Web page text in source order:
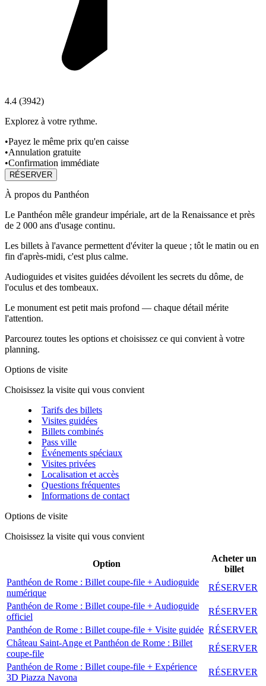
4.4 (3942)
Explorez à votre rythme.
•Payez le même prix qu'en caisse
•Annulation gratuite
•Confirmation immédiate
RÉSERVER
À propos du Panthéon
Le Panthéon mêle grandeur impériale, art de la Renaissance et près
de 2 000 ans d'usage continu.
Les billets à l'avance permettent d'éviter la queue ; tôt le matin ou en
fin d'après‑midi, c'est plus calme.
Audioguides et visites guidées dévoilent les secrets du dôme, de
l'oculus et des tombeaux.
Le monument est petit mais profond — chaque détail mérite
l'attention.
Parcourez toutes les options et choisissez ce qui convient à votre
planning.
Options de visite
Choisissez la visite qui vous convient
Tarifs des billets
Visites guidées
Billets combinés
Pass ville
Événements spéciaux
Visites privées
Localisation et accès
Questions fréquentes
Informations de contact
Options de visite
Choisissez la visite qui vous convient
Option
Acheter un
billet
Panthéon de Rome : Billet coupe-file + Audioguide
numérique
RÉSERVER
Panthéon de Rome : Billet coupe-file + Audioguide
officiel
RÉSERVER
Panthéon de Rome : Billet coupe-file + Visite guidée RÉSERVER
Château Saint-Ange et Panthéon de Rome : Billet
coupe-file
RÉSERVER
Panthéon de Rome : Billet coupe-file + Expérience
3D Piazza Navona
RÉSERVER